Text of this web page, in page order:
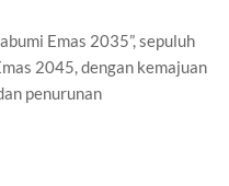
Emas 2035”, sepuluh
2045, dengan kemajuan
penurunan